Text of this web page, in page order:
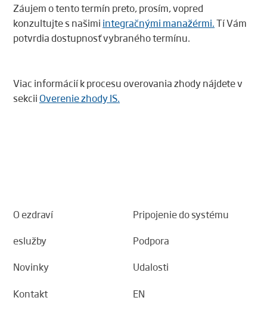
Záujem o tento termín preto, prosím, vopred
konzultujte s našimi integračnými manažérmi.Tí Vám
potvrdia dostupnosť vybraného termínu.
Viac informácií k procesu overovania zhody nájdete v
sekciiOverenie zhody IS.
O ezdraví
Pripojenie do systému
eslužby
Podpora
Novinky
Udalosti
Kontakt
EN